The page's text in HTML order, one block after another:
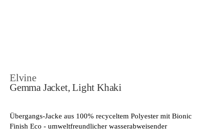
Elvine
Gemma Jacket, Light Khaki
Übergangs-Jacke aus 100% recyceltem Polyester mit Bionic
Finish Eco - umweltfreundlicher wasserabweisender